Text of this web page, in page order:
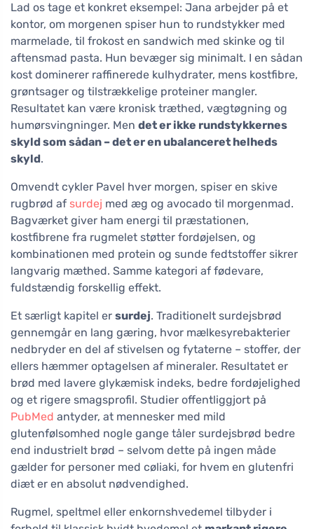
Lad os tage et konkret eksempel: Jana arbejder på et
kontor, om morgenen spiser hun to rundstykker med
marmelade, til frokost en sandwich med skinke og til
aftensmad pasta. Hun bevæger sig minimalt. I en sådan
kost dominerer raffinerede kulhydrater, mens kostfibre,
grøntsager og tilstrækkelige proteiner mangler.
Resultatet kan være kronisk træthed, vægtøgning og
humørsvingninger. Men det er ikke rundstykkernes
skyld som sådan – det er en ubalanceret helheds
skyld.
Omvendt cykler Pavel hver morgen, spiser en skive
rugbrød af surdej med æg og avocado til morgenmad.
Bagværket giver ham energi til præstationen,
kostfibrene fra rugmelet støtter fordøjelsen, og
kombinationen med protein og sunde fedtstoffer sikrer
langvarig mæthed. Samme kategori af fødevare,
fuldstændig forskellig effekt.
Et særligt kapitel er surdej. Traditionelt surdejsbrød
gennemgår en lang gæring, hvor mælkesyrebakterier
nedbryder en del af stivelsen og fytaterne – stoffer, der
ellers hæmmer optagelsen af mineraler. Resultatet er
brød med lavere glykæmisk indeks, bedre fordøjelighed
og et rigere smagsprofil. Studier offentliggjort på
PubMed antyder, at mennesker med mild
glutenfølsomhed nogle gange tåler surdejsbrød bedre
end industrielt brød – selvom dette på ingen måde
gælder for personer med cøliaki, for hvem en glutenfri
diæt er en absolut nødvendighed.
Rugmel, speltmel eller enkornshvedemel tilbyder i